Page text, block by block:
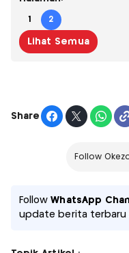
1 2
Lihat Semua
Share
Follow
FollowWhatsApp
update berita terbaru